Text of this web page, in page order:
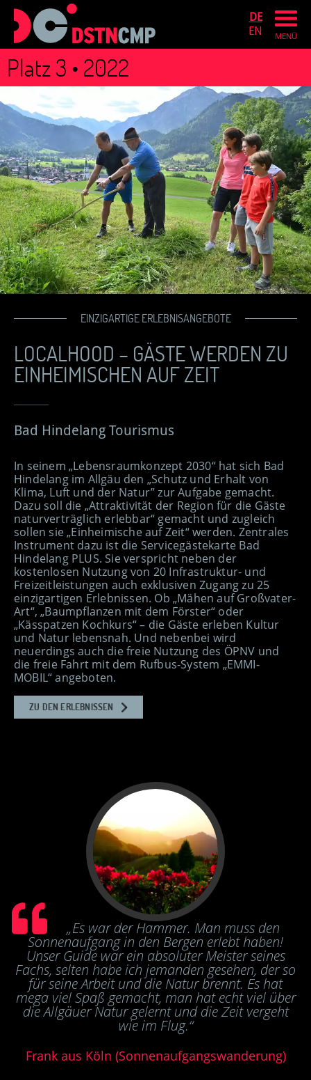
DE
EN
MENÜ
Platz 3 • 2022
EINZIGARTIGE ERLEBNISANGEBOTE
LOCALHOOD – GÄSTE WERDEN ZU
EINHEIMISCHEN AUF ZEIT
Bad Hindelang Tourismus
In seinem „Lebensraumkonzept 2030“ hat sich Bad
Hindelang im Allgäu den „Schutz und Erhalt von
Klima, Luft und der Natur” zur Aufgabe gemacht.
Dazu soll die „Attraktivität der Region für die Gäste
naturverträglich erlebbar“ gemacht und zugleich
sollen sie „Einheimische auf Zeit“ werden. Zentrales
Instrument dazu ist die Servicegästekarte Bad
Hindelang PLUS. Sie verspricht neben der
kostenlosen Nutzung von 20 Infrastruktur- und
Freizeitleistungen auch exklusiven Zugang zu 25
einzigartigen Erlebnissen. Ob „Mähen auf Großvater-
Art“, „Baumpflanzen mit dem Förster“ oder
„Kässpatzen Kochkurs“ – die Gäste erleben Kultur
und Natur lebensnah. Und nebenbei wird
neuerdings auch die freie Nutzung des ÖPNV und
die freie Fahrt mit dem Rufbus-System „EMMI-
MOBIL“ angeboten.
ZU DEN ERLEBNISSEN
„Es war der Hammer. Man muss den
Sonnenaufgang in den Bergen erlebt haben!
Unser Guide war ein absoluter Meister seines
Fachs, selten habe ich jemanden gesehen, der so
für seine Arbeit und die Natur brennt. Es hat
mega viel Spaß gemacht, man hat echt viel über
die Allgäuer Natur gelernt und die Zeit vergeht
wie im Flug.“
Frank aus Köln (Sonnenaufgangswanderung)